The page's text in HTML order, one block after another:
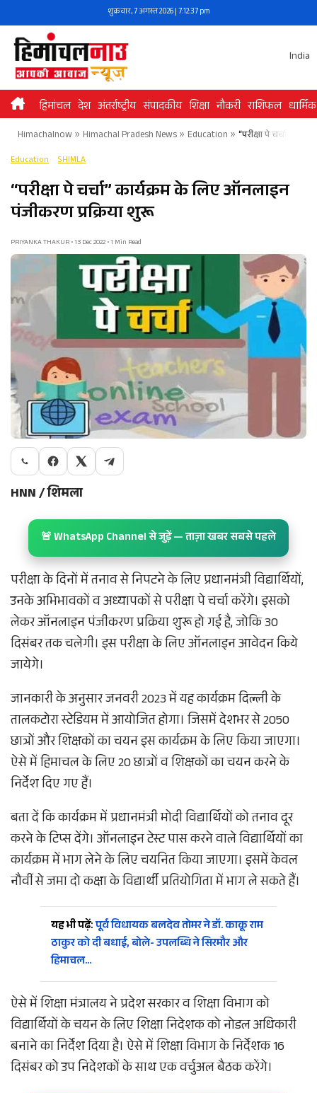
to
content
शुक्रवार, 7 अगस्त 2026 | 7:12:37 pm
India
हिमांचल देश अंतर्राष्ट्रीय संपादकीय शिक्षा नौकरी राशिफल धार्मिक
Himachalnow» Himachal Pradesh News» Education » “परीक्षा पे चर्चा”
Education SHIMLA
“परीक्षा पे चर्चा” कार्यक्रम के लिए ऑनलाइन
पंजीकरण प्रक्रिया शुरू
PRIYANKA THAKUR • 13 Dec 2022 • 1 Min Read
HNN / शिमला
🚨 WhatsApp Channel से जुड़ें — ताज़ा खबर सबसे पहले
परीक्षा के दिनों में तनाव से निपटने के लिए प्रधानमंत्री विद्यार्थियों,
उनके अभिभावकों व अध्यापकों से परीक्षा पे चर्चा करेंगे। इसको
लेकर ऑनलाइन पंजीकरण प्रक्रिया शुरू हो गई है, जोकि 30
दिसंबर तक चलेगी। इस परीक्षा के लिए ऑनलाइन आवेदन किये
जायेगे।
जानकारी के अनुसार जनवरी 2023 में यह कार्यक्रम दिल्ली के
तालकटोरा स्टेडियम में आयोजित होगा। जिसमें देशभर से 2050
छात्रों और शिक्षकों का चयन इस कार्यक्रम के लिए किया जाएगा।
ऐसे में हिमाचल के लिए 20 छात्रों व शिक्षकों का चयन करने के
निर्देश दिए गए हैं।
बता दें कि कार्यक्रम में प्रधानमंत्री मोदी विद्यार्थियों को तनाव दूर
करने के टिप्स देंगे। ऑनलाइन टेस्ट पास करने वाले विद्यार्थियों का
कार्यक्रम में भाग लेने के लिए चयनित किया जाएगा। इसमें केवल
नौवीं से जमा दो कक्षा के विद्यार्थी प्रतियोगिता में भाग ले सकते हैं।
यह भी पढ़ें:पूर्व विधायक बलदेव तोमर ने डॉ. काकू राम
ठाकुर को दी बधाई, बोले- उपलब्धि ने सिरमौर और
हिमाचल…
ऐसे में शिक्षा मंत्रालय ने प्रदेश सरकार व शिक्षा विभाग को
विद्यार्थियों के चयन के लिए शिक्षा निदेशक को नोडल अधिकारी
बनाने का निर्देश दिया है। ऐसे में शिक्षा विभाग के निर्देशक 16
दिसंबर को उप निदेशकों के साथ एक वर्चुअल बैठक करेंगे।